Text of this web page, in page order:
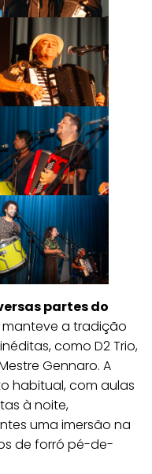
partes do
a tradição
como D2 Trio,
Gennaro. A
habitual, com aulas
à noite,
uma imersão na
de forró pé-de-